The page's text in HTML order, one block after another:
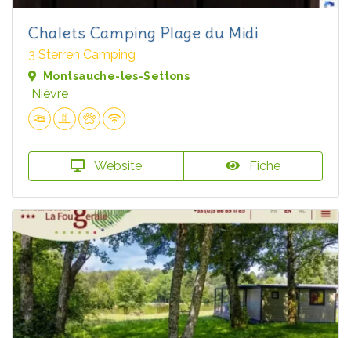
Chalets Camping Plage du Midi
3 Sterren Camping
Montsauche-les-Settons
Nièvre
Website Fiche